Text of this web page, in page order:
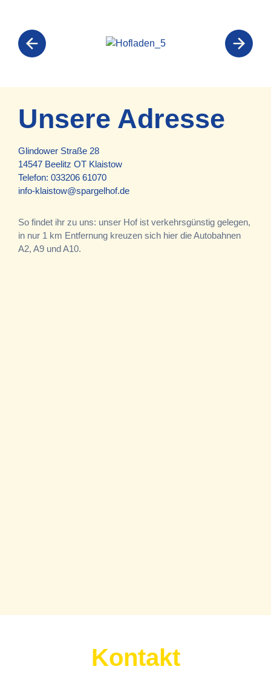
Unsere Adresse
Glindower Straße 28
14547 Beelitz OT Klaistow
Telefon: 033206 61070
info-klaistow@spargelhof.de
So findet ihr zu uns: unser Hof ist verkehrsgünstig gelegen,
in nur 1 km Entfernung kreuzen sich hier die Autobahnen
A2, A9 und A10.
Kontakt